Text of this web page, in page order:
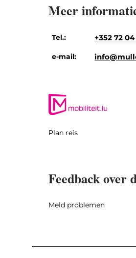
Meer
Tel.: +352 72 04
e-mail:
Plan reis
Feedback over
Meld problemen